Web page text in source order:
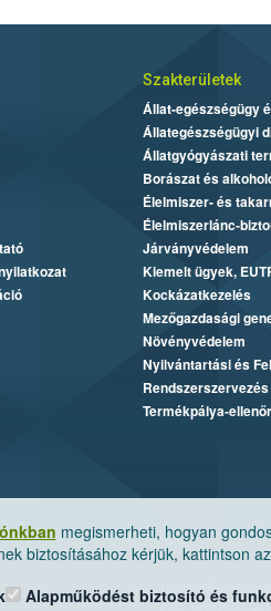
megismerheti, hogyan
biztosításához kérjük, kattintson
Alapműködést biztosító és
Szakterületek
Állat-egészségügy
Állategészségügyi
Állatgyógyászati
Borászat és
Élelmiszer- és
Élelmiszerlánc-
Járványvédelem
Kiemelt ügyek,
Kockázatkezelés
Mezőgazdasági
Növényvédelem
Nyilvántartási és
Termékpálya-
Nemzeti